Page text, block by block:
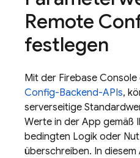
Remote
festlegen
Mit der Firebase
Config-Backend-APIs,
serverseitige
Werte in der App gemäß
bedingten Logik oder
überschreiben. In